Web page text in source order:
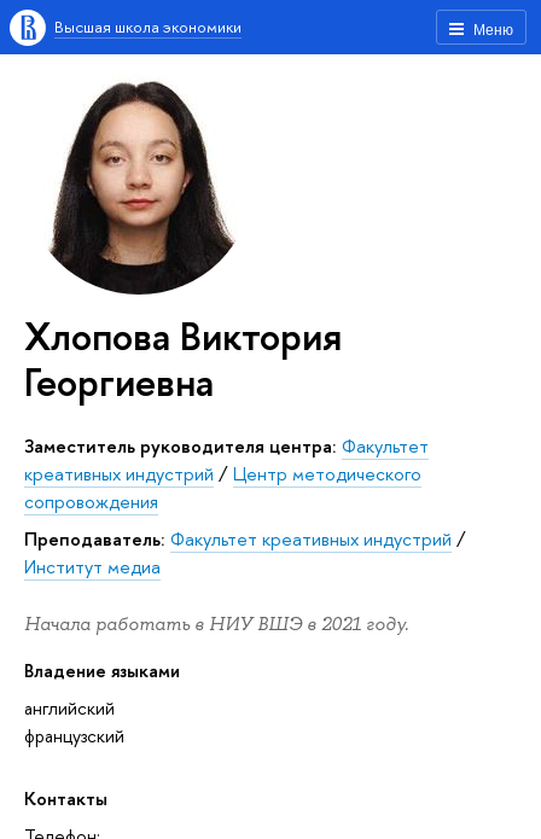
Меню
Высшая школа экономики
Хлопова Виктория
Георгиевна
Заместитель руководителя центра: Факультет
креативных индустрий /Центр методического
сопровождения
Преподаватель: Факультет креативных индустрий /
Институт медиа
Начала работать в НИУ ВШЭ в 2021 году.
Владение языками
английский
французский
Контакты